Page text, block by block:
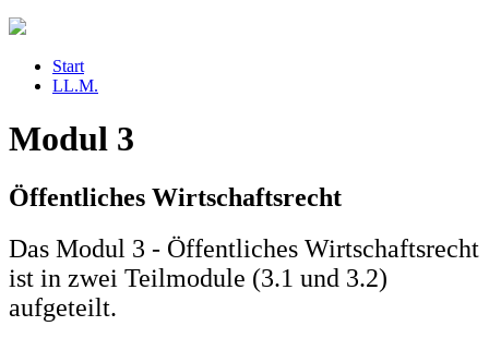
Start
LL.M.
Modul 3
Öffentliches Wirtschaftsrecht
Das Modul 3 - Öffentliches Wirtschaftsrecht
ist in zwei Teilmodule (3.1 und 3.2)
aufgeteilt.